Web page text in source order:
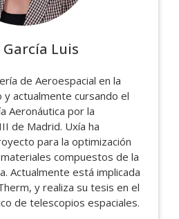
García Luis
de Aeroespacial en la
y actualmente cursando el
Aeronáutica por la
de Madrid. Uxía ha
para la optimización
compuestos de la
Actualmente está implicada
y realiza su tesis en el
de telescopios espaciales.